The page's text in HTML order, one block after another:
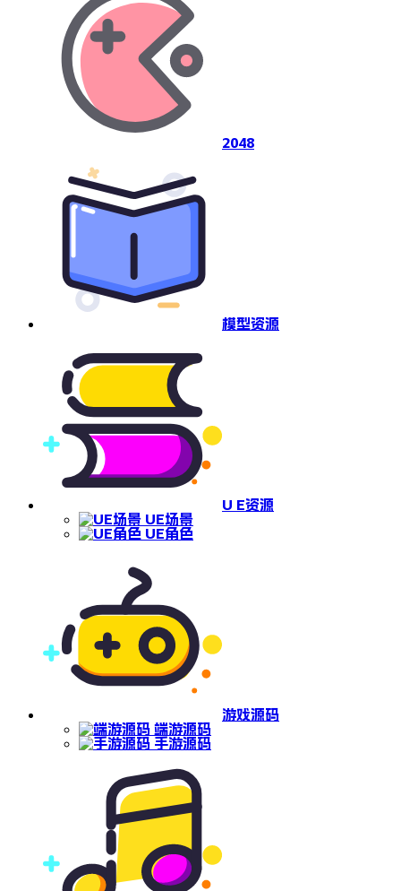
2048
模型资源
U E资源
UE场景
UE角色
游戏源码
端游源码
手游源码